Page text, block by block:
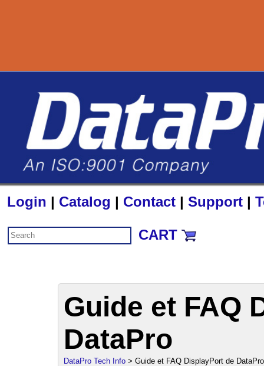
Login | Catalog | Contact | Support |
CART
Guide et FAQ
DataPro
DataPro Tech Info > Guide et FAQ DisplayPort de DataPro